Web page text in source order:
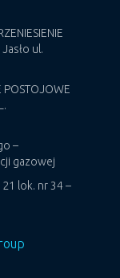
ul.
–
gazowej
21 lok. nr 34 –